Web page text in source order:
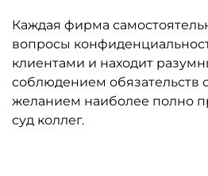
Каждая фирма
вопросы
клиентами и находит
соблюдением обязательств
желанием наиболее полно
суд коллег.